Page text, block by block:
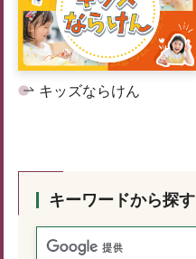
キッズならけん
キーワードから探す